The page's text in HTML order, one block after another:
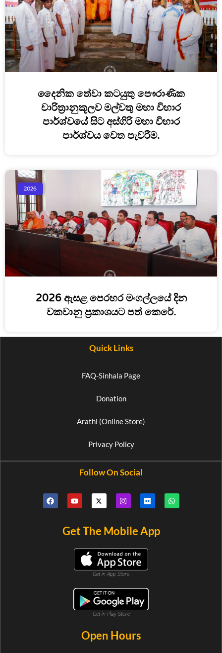
දෛනික තේවා කටයුතු පෞරාණික
චාරිත්‍රානුකූලව මල්වතු මහා විහාර
පාර්ශ්වයේ සිට අස්ගිරි මහා විහාර
පාර්ශ්වය වෙත පැවරීම.
2026
2026 ඇසළ පෙරහර මංගල්ලයේ දින
වකවානු ප්‍රකාශයට පත් කෙරේ.
Quick Links
FAQ-Sinhala Page
Donation
Arathi (Online Store)
Privacy Policy
Follow On Social
Get The Mobile App
Get in App Store
Get in Play Store
Open Hours